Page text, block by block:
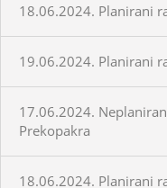
18.06.2024. Planirani
19.06.2024. Planirani
17.06.2024.
Prekopakra
18.06.2024. Planirani